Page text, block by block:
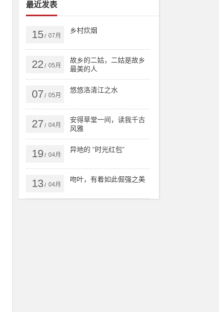
最近发表
15/ 07月
乡村炊烟
22 / 05月
故乡的二姑，二姑是故乡
最美的人
07 / 05月
悠悠洛清江之水
27 / 04月
安得草堂一间，读我千古
风雅
19/ 04月
异地的 “时光红包”
13/ 04月
吻叶，有着如此倔强之美